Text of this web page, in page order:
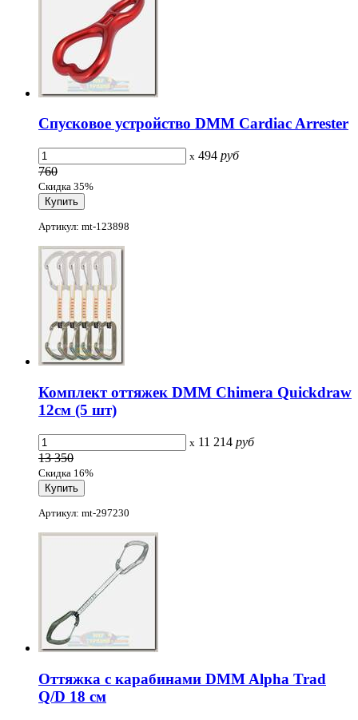
Спусковое устройство DMM Cardiac Arrester
x 494 руб
760
Скидка 35%
Артикул: mt-123898
Комплект оттяжек DMM Chimera Quickdraw
12см (5 шт)
x 11 214 руб
13 350
Скидка 16%
Артикул: mt-297230
Оттяжка с карабинами DMM Alpha Trad
Q/D 18 cм